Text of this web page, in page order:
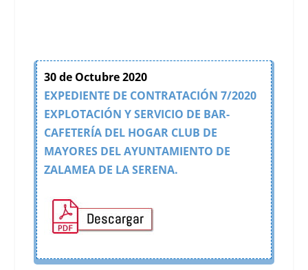
30 de Octubre 2020
EXPEDIENTE DE CONTRATACIÓN 7/2020
EXPLOTACIÓN Y SERVICIO DE BAR-
CAFETERÍA DEL HOGAR CLUB DE
MAYORES DEL AYUNTAMIENTO DE
ZALAMEA DE LA SERENA.